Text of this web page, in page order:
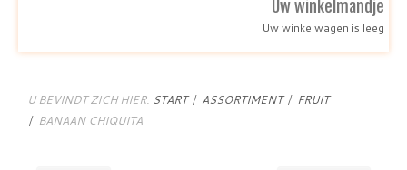
Uw winkelmandje
Uw winkelwagen is leeg
U BEVINDT ZICH HIER: START ASSORTIMENT
FRUIT
BANAAN CHIQUITA